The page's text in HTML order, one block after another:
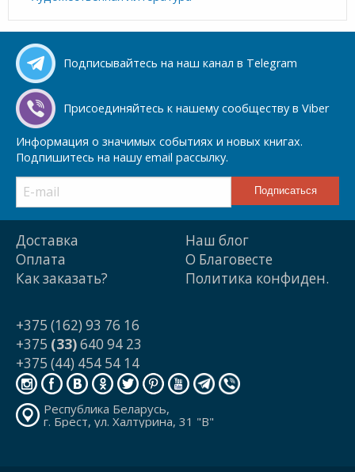
Подписывайтесь на наш канал в Telegram
Присоединяйтесь к нашему сообществу в Viber
Информация о значимых событиях и новых книгах.
Подпишитесь на нашу email рассылку.
Доставка
Оплата
Как заказать?
Наш блог
О Благовесте
Политика конфиден.
+375 (162) 93 76 16
+375 (33)640 94 23
+375 (44) 454 54 14
Республика Беларусь,
г. Брест, ул. Халтурина, 31 "В"